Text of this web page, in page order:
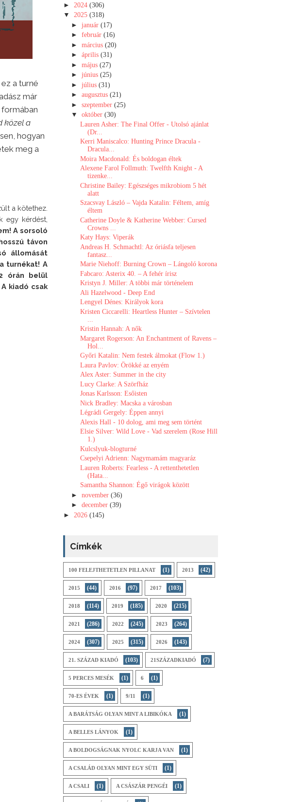
a turné
már
közel a
hogyan
meg a
a kötethez.
egy kérdést,
A sorsoló
távon
állomását
turnékat! A
órán belül
kiadó csak
► 2024 (306)
▼ 2025 (318)
►január(17)
►február(16)
►március(20)
►április(31)
►május(27)
►június(25)
►július(31)
►augusztus(21)
►szeptember(25)
▼ október(30)
Lauren Asher: The Final Offer - Utolsó ajánlat
(Dr...
Kerri Maniscalco: Hunting Prince Dracula -
Dracula...
Moira Macdonald: És boldogan éltek
Alexene Farol Follmuth: Twelfth Knight - A
tizenke...
Christine Bailey: Egészséges mikrobiom 5 hét
alatt
Szacsvay László – Vajda Katalin: Féltem, amíg
éltem
Catherine Doyle & Katherine Webber: Cursed
Crowns ...
Katy Hays: Viperák
Andreas H. Schmachtl: Az ​óriásfa teljesen
fantasz...
Marie Niehoff: Burning Crown – Lángoló korona
Fabcaro: Asterix 40. – A fehér írisz
Kristyn J. Miller: A többi már történelem
Ali Hazelwood - Deep End
Lengyel Dénes: Királyok kora
Kristen Ciccarelli: Heartless ​Hunter – Szívtelen
Kristin Hannah: A nők
Margaret Rogerson: An ​Enchantment of Ravens –
Hol...
Győri Katalin: Nem ​festek álmokat (Flow 1.)
Laura Pavlov: Örökké az enyém
Alex Aster: Summer in the city
Lucy Clarke: A ​Szörfház
Jonas Karlsson: Esőisten
Nick Bradley: Macska a városban
Légrádi Gergely: Éppen annyi
Alexis Hall - 10 dolog, ami meg sem történt
Elsie Silver: Wild Love - Vad szerelem (Rose Hill
1.)
Kulcslyuk-blogturné
Csepelyi Adrienn: Nagymamám magyaráz
Lauren Roberts: Fearless - A rettenthetetlen
(Hata...
Samantha Shannon: Égő virágok között
►november(36)
►december(39)
► 2026 (145)
Címkék
100 FELEJTHETETLEN PILLANAT (1) 2013 (42)
2015 (44) 2016 (97) 2017 (103)
2018 (114) 2019 (185) 2020 (215)
2021 (286) 2022 (245) 2023 (264)
2024 (307) 2025 (315) 2026 (143)
21. SZÁZAD KIADÓ (103) 21SZÁZADKIADÓ (7)
5 PERCES MESÉK (1) 6 (1)
70-ES ÉVEK (1) 9/11 (1)
A BARÁTSÁG OLYAN MINT A LIBIKÓKA (1)
A BELLES LÁNYOK (1)
A BOLDOGSÁGNAK NYOLC KARJA VAN (1)
A CSALÁD OLYAN MINT EGY SÜTI (1)
A CSALI (1) A CSÁSZÁR PENGÉI (1)